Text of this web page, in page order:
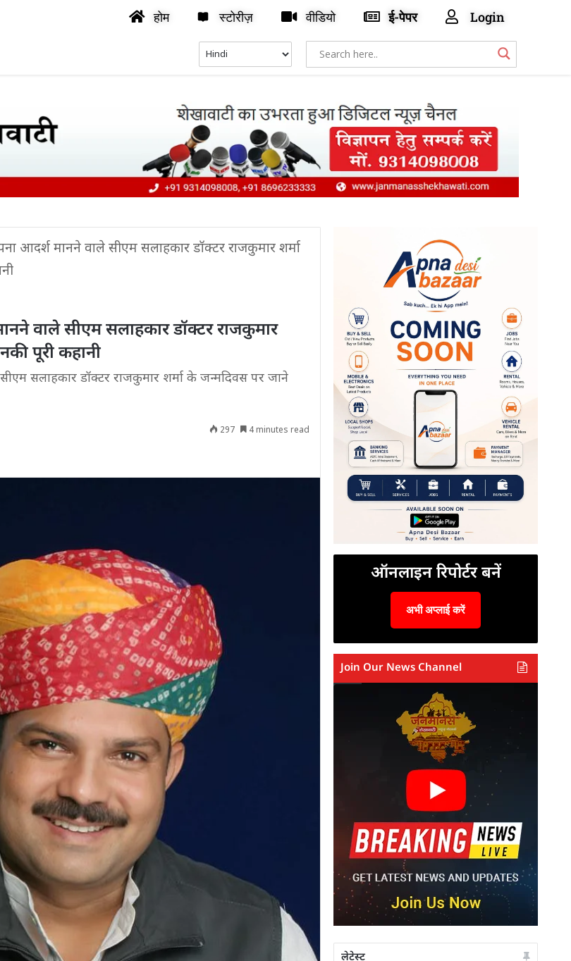
होम स्टोरीज़ वीडियो ई-पेपर Login
आदर्श मानने वाले सीएम सलाहकार डॉक्टर राजकुमार शर्मा
वाले सीएम सलाहकार डॉक्टर राजकुमार
पूरी कहानी
सलाहकार डॉक्टर राजकुमार शर्मा के जन्मदिवस पर जाने
297 4 minutes read
ऑनलाइन रिपोर्टर बनें
अभी अप्लाई करें
Join Our News Channel
लेटेस्ट